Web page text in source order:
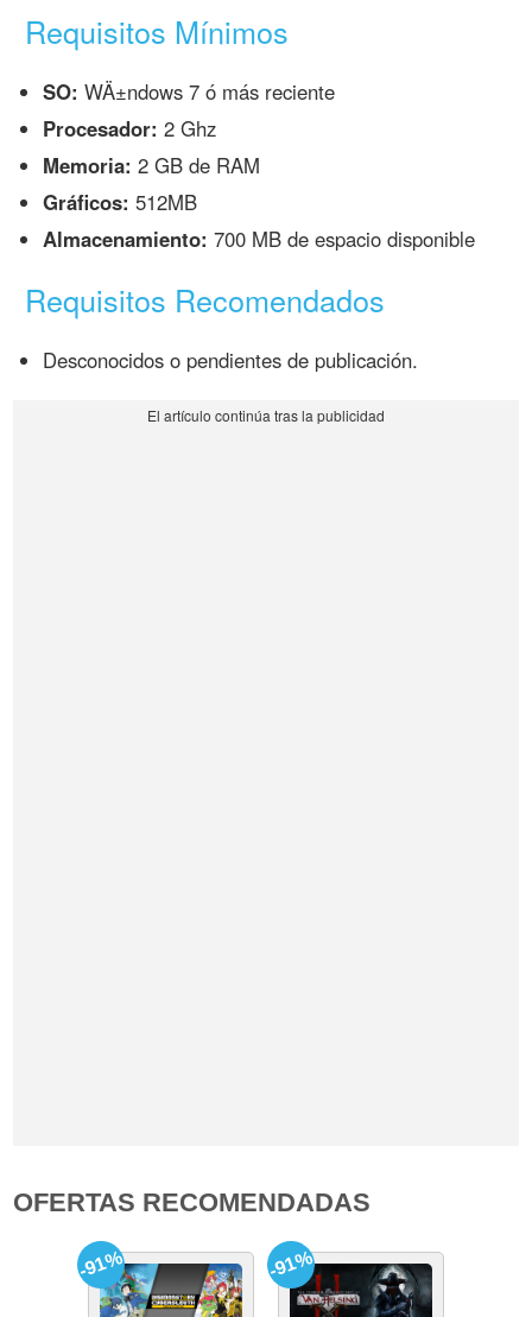
Requisitos Mínimos
SO: WÄ±ndows 7 ó más reciente
Procesador: 2 Ghz
Memoria: 2 GB de RAM
Gráficos: 512MB
Almacenamiento: 700 MB de espacio disponible
Requisitos Recomendados
Desconocidos o pendientes de publicación.
OFERTAS RECOMENDADAS
-91% -91%